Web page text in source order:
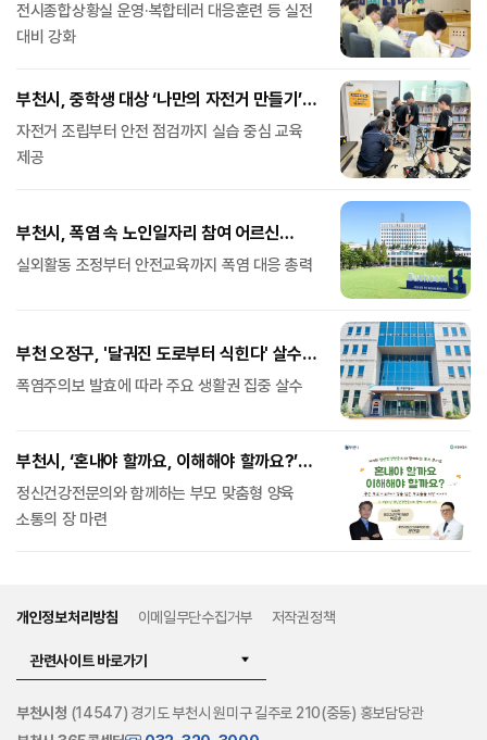
분야별 추진계획 점검
전시종합상황실 운영·복합테러 대응훈련 등 실전
대비 강화
부천시, 중학생 대상 ‘나만의 자전거 만들기’
특별과정 운영
자전거 조립부터 안전 점검까지 실습 중심 교육
제공
부천시, 폭염 속 노인일자리 참여 어르신
안전관리 강화
실외활동 조정부터 안전교육까지 폭염 대응 총력
부천 오정구, '달궈진 도로부터 식힌다' 살수차
선탑 현장점검
폭염주의보 발효에 따라 주요 생활권 집중 살수
부천시, ‘혼내야 할까요, 이해해야 할까요?’
부모 토크콘서트 개최
정신건강전문의와 함께하는 부모 맞춤형 양육
소통의 장 마련
개인정보처리방침 이메일무단수집거부 저작권정책
관련사이트 바로가기
부천시청 (14547) 경기도 부천시 원미구 길주로 210(중동) 홍보담당관